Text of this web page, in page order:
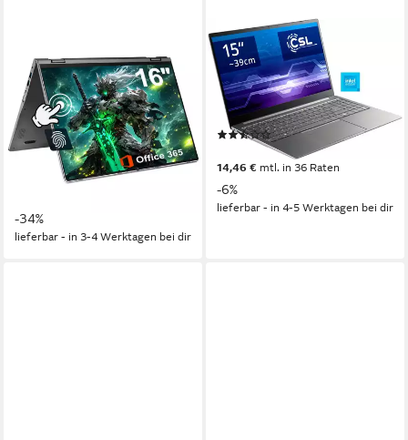
2-in-1 Convertible Laptop 16
Zoll Touch-Screen 16GB RAM
640GB SSD Notebook
16 Zoll Bildschirmdiagonale
16 GB
Arbeitsspeicher
Speicherkapazität
459,99 € UVP699,99 €
-34%
lieferbar - in 3-4 Werktagen bei dir
CSL
R'Evolve C15 v3 Notebook
15,6 Zoll Bildschirmdiagonale
Intel N-Reihe Prozessor
UHD Graphics Grafikkarte
(2)
403,00 € UVP
429,00 €
14,46 € mtl. in 36 Raten
-6%
lieferbar - in 4-5 Werktagen bei dir